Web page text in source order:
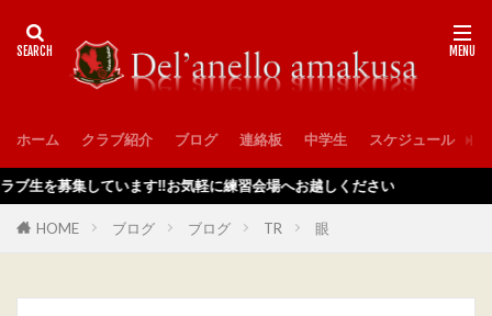
ホーム クラブ紹介 ブログ 連絡板 中学生 スケジュール
募集しています‼️お気軽に練習会場へお越しください
HOME ブログ ブログ TR 眼